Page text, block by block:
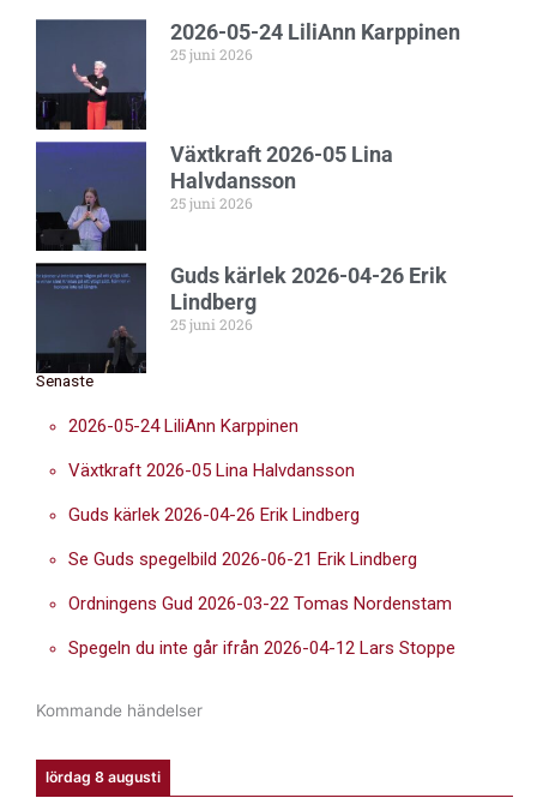
2026-05-24 LiliAnn Karppinen
25 juni 2026
Växtkraft 2026-05 Lina
Halvdansson
25 juni 2026
Guds kärlek 2026-04-26 Erik
Lindberg
25 juni 2026
Senaste
2026-05-24 LiliAnn Karppinen
Växtkraft 2026-05 Lina Halvdansson
Guds kärlek 2026-04-26 Erik Lindberg
Se Guds spegelbild 2026-06-21 Erik Lindberg
Ordningens Gud 2026-03-22 Tomas Nordenstam
Spegeln du inte går ifrån 2026-04-12 Lars Stoppe
Kommande händelser
lördag 8 augusti